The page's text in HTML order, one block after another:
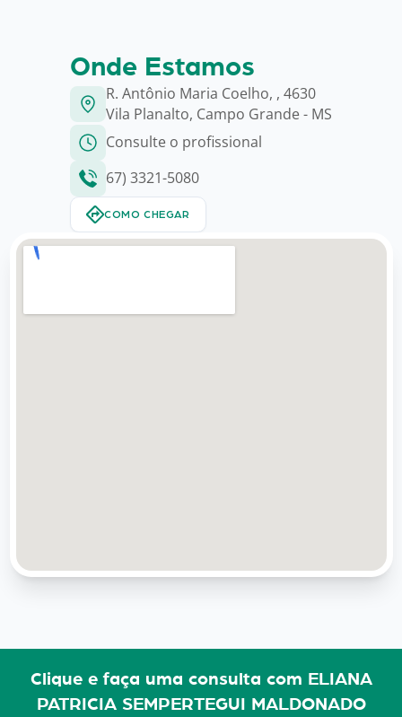
Onde Estamos
R. Antônio Maria Coelho, , 4630
Vila Planalto, Campo Grande - MS
Consulte o profissional
67) 3321-5080
COMO CHEGAR
Clique e faça uma consulta com ELIANA
PATRICIA SEMPERTEGUI MALDONADO